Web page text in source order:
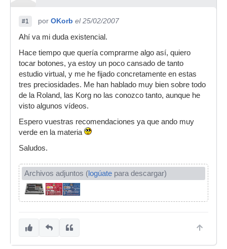
#1 por OKorb el 25/02/2007
Ahí va mi duda existencial.
Hace tiempo que quería comprarme algo así, quiero
tocar botones, ya estoy un poco cansado de tanto
estudio virtual, y me he fijado concretamente en estas
tres preciosidades. Me han hablado muy bien sobre todo
de la Roland, las Korg no las conozco tanto, aunque he
visto algunos vídeos.
Espero vuestras recomendaciones ya que ando muy
verde en la materia
Saludos.
Archivos adjuntos (logúate para descargar)